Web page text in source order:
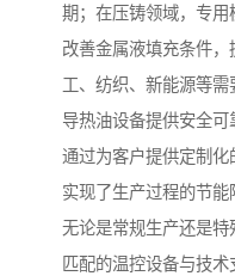
期；在压铸领域，专用
改善金属液填充条件
工、纺织、新能源等
导热油设备提供安全可
通过为客户提供定制
实现了生产过程的节能
无论是常规生产还是
匹配的温控设备与技术